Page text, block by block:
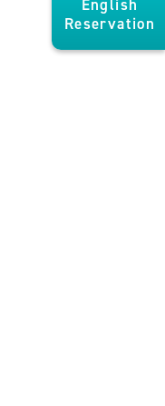
English
Reservation